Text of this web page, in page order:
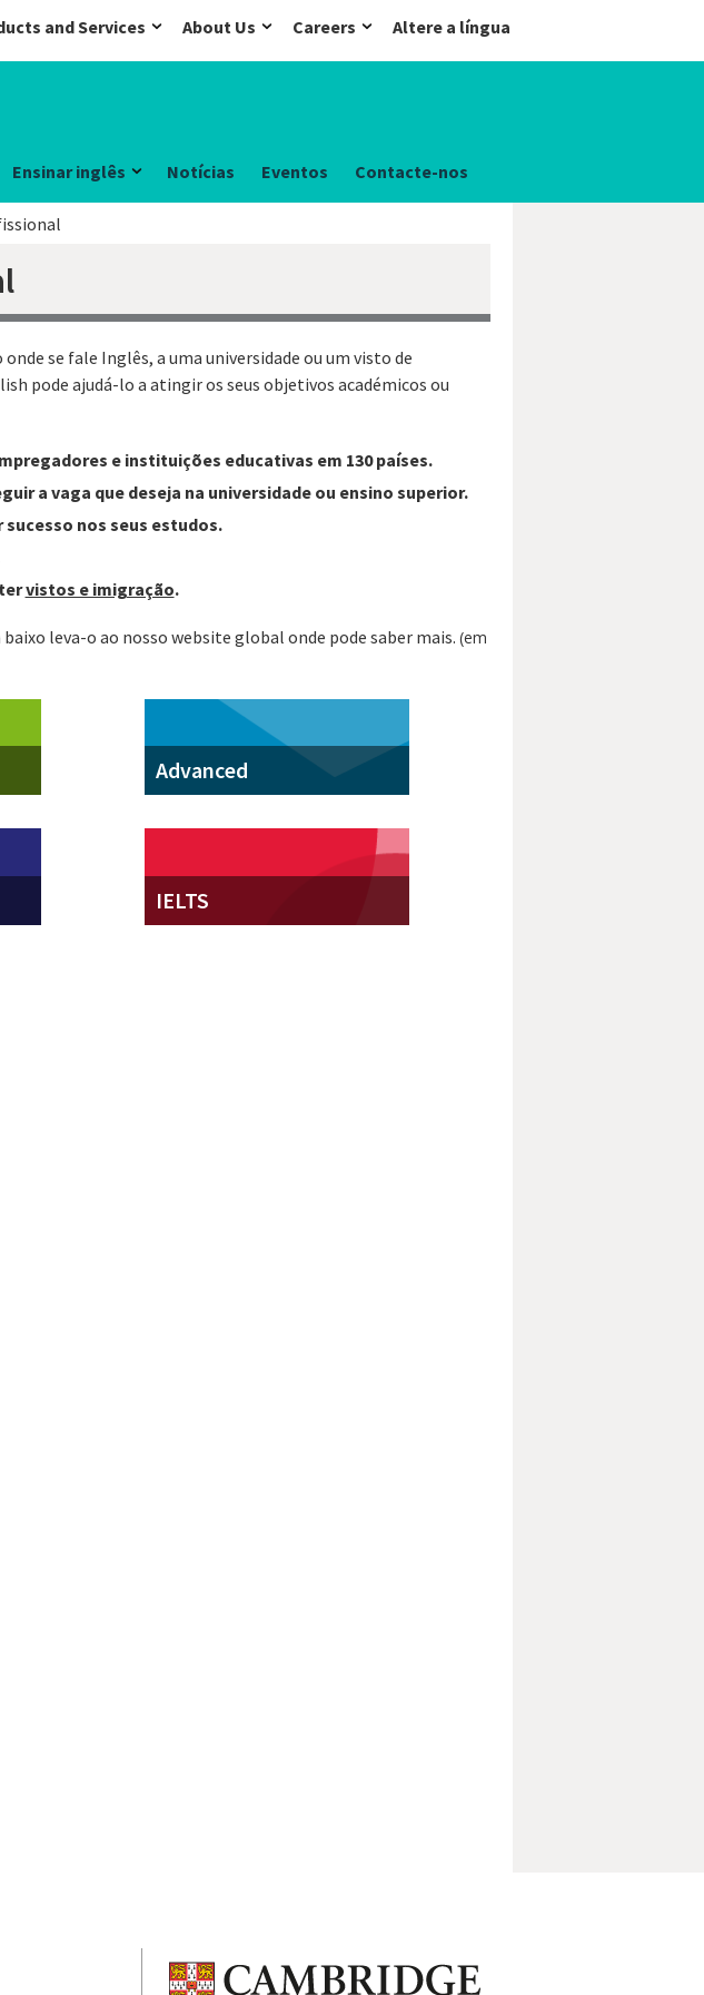
and Services About Us Careers Altere a língua
Ensinar inglês Notícias Eventos Contacte-nos
se fale Inglês, a uma universidade ou um visto de
pode ajudá-lo a atingir os seus objetivos académicos ou
e instituições educativas em 130 países.
a vaga que deseja na universidade ou ensino superior.
nos seus estudos.
vistos e imigração.
leva-o ao nosso website global onde pode saber mais. (em
Advanced
IELTS